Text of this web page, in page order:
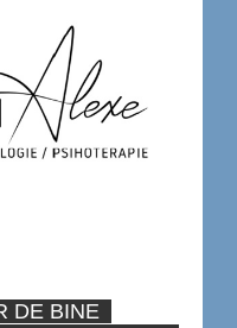
DE BINE